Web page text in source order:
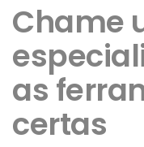
Chame
as
certas